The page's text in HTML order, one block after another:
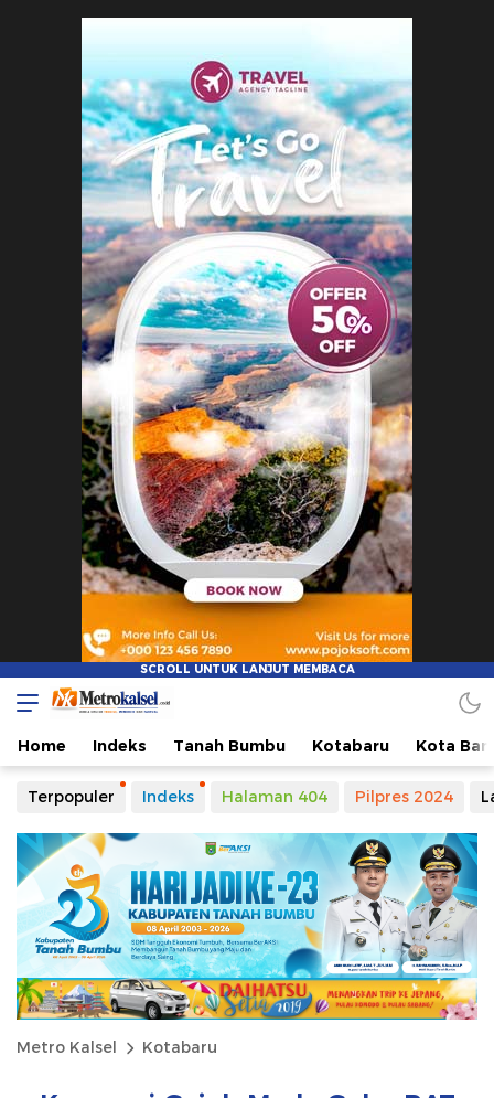
Home Indeks Tanah Bumbu Kotabaru Kota
Terpopuler Indeks Halaman 404 Pilpres 2024
Metro Kalsel Kotabaru